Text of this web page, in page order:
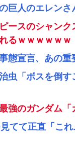
の巨人のエレン
ピースのシャン
るｗｗｗｗｗｗ
態宣言、あの
虫「ボスを倒
最強のガンダム
見てて正直「こ